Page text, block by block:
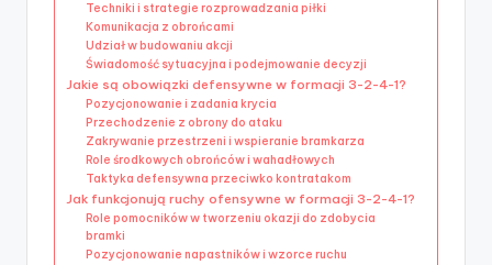
Techniki i strategie rozprowadzania piłki
Komunikacja z obrońcami
Udział w budowaniu akcji
Świadomość sytuacyjna i podejmowanie decyzji
Jakie są obowiązki defensywne w formacji 3-2-4-1?
Pozycjonowanie i zadania krycia
Przechodzenie z obrony do ataku
Zakrywanie przestrzeni i wspieranie bramkarza
Role środkowych obrońców i wahadłowych
Taktyka defensywna przeciwko kontratakom
Jak funkcjonują ruchy ofensywne w formacji 3-2-4-1?
Role pomocników w tworzeniu okazji do zdobycia
bramki
Pozycjonowanie napastników i wzorce ruchu